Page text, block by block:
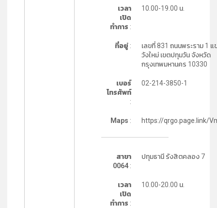
เวลา
เปิด
ทำการ :
10.00-19.00 น.
ที่อยู่:
เลขที่ 831 ถนนพระราม 1 แ
วังใหม่ เขตปทุมวัน จังหวัด
กรุงเทพมหานคร 10330
เบอร์
โทรศัพท์
:
02-214-3850-1
Maps : https://qrgo.page.link/
สาขา
0064:
ปทุมธานี รังสิตคลอง 7
เวลา
เปิด
ทำการ :
10.00-20.00 น.